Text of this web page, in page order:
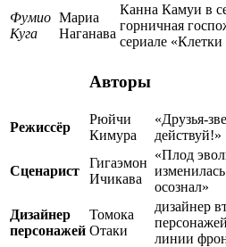
Фумио
Куга
Мариа
Наганава
Канна Камуи в
горничная
сериале «Клетки
Авторы
Режиссёр
Рюйчи
Кимура
«Друзья-
действуй!»
Сценарист
Гигаэмон
Ичикава
«Плод
осознал»
Дизайнер
персонажей
Томока
Отаки
дизайнер
линии